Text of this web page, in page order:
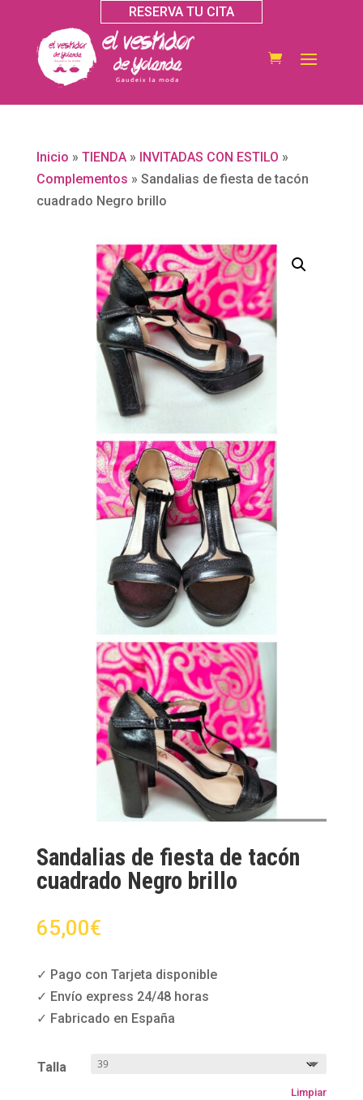
RESERVA TU CITA
Inicio » TIENDA» INVITADAS CON ESTILO »
Complementos » Sandalias de fiesta de tacón
cuadrado Negro brillo
Sandalias de fiesta de tacón
cuadrado Negro brillo
65,00€
✓ Pago con Tarjeta disponible
✓ Envío express 24/48 horas
✓ Fabricado en España
Talla
Limpiar